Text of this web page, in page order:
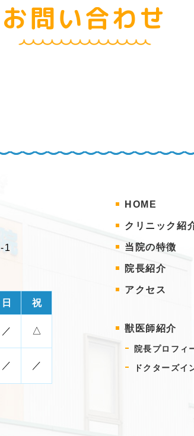
お問い合わせ
1
日 祝
／ △
／ ／
HOME
クリニック紹
当院の特徴
院長紹介
アクセス
獣医師紹介
院長プロフ
ドクターズ